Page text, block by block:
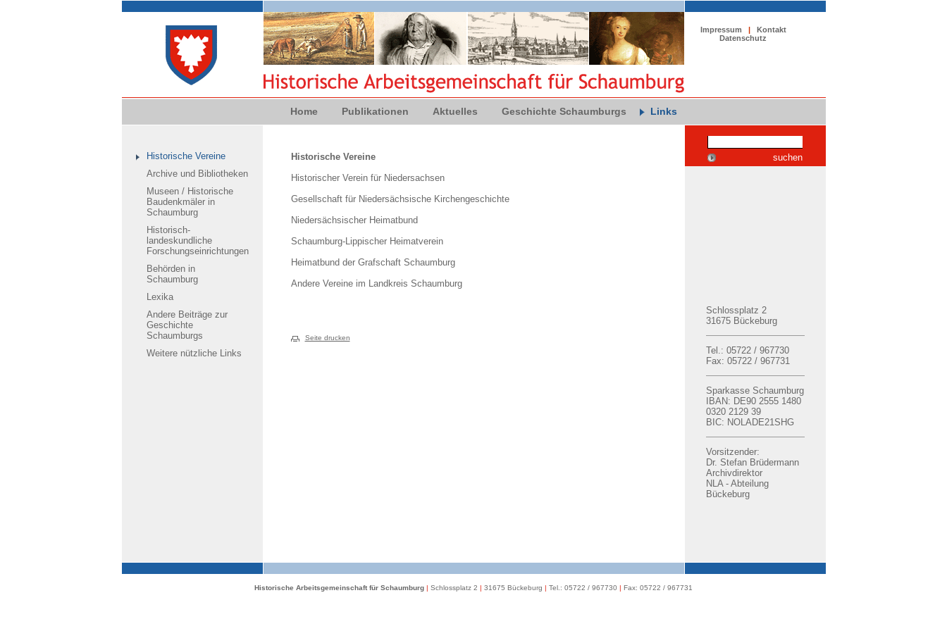
Impressum |
Kontakt
Datenschutz
Home Publikationen Aktuelles Geschichte Schaumburgs Links
Historische Vereine
Archive und Bibliotheken
Museen / Historische
Baudenkmäler in
Schaumburg
Historisch-
landeskundliche
Forschungseinrichtungen
Behörden in
Schaumburg
Lexika
Andere Beiträge zur
Geschichte
Schaumburgs
Weitere nützliche Links
Historische Vereine
Historischer Verein für Niedersachsen
Gesellschaft für Niedersächsische Kirchengeschichte
Niedersächsischer Heimatbund
Schaumburg-Lippischer Heimatverein
Heimatbund der Grafschaft Schaumburg
Andere Vereine im Landkreis Schaumburg
Seite drucken
suchen
Schlossplatz 2
31675 Bückeburg
Tel.: 05722 / 967730
Fax: 05722 / 967731
Sparkasse Schaumburg
IBAN: DE90 2555 1480
0320 2129 39
BIC: NOLADE21SHG
Vorsitzender:
Dr. Stefan Brüdermann
Archivdirektor
NLA - Abteilung
Bückeburg
Historische Arbeitsgemeinschaft für Schaumburg | Schlossplatz 2 | 31675 Bückeburg | Tel.: 05722 / 967730 | Fax: 05722 / 967731